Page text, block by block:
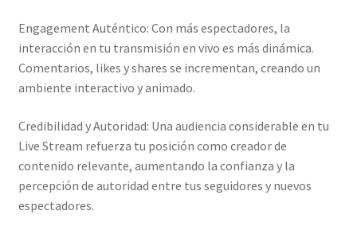
Engagement Auténtico: Con más espectadores, la
interacción en tu transmisión en vivo es más dinámica.
Comentarios, likes y shares se incrementan, creando un
ambiente interactivo y animado.
Credibilidad y Autoridad: Una audiencia considerable en tu
Live Stream refuerza tu posición como creador de
contenido relevante, aumentando la confianza y la
percepción de autoridad entre tus seguidores y nuevos
espectadores.